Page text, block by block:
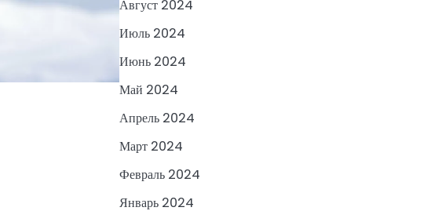
Август 2024
Июль 2024
Июнь 2024
Май 2024
Апрель 2024
Март 2024
Февраль 2024
Январь 2024